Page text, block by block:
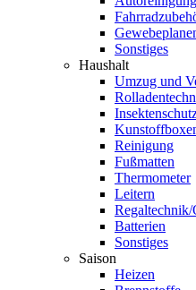
Sonstiges
Haushalt
Umzug und
Reinigung
Fußmatten
Thermometer
Leitern
Regaltechnik/
Batterien
Sonstiges
Saison
Heizen